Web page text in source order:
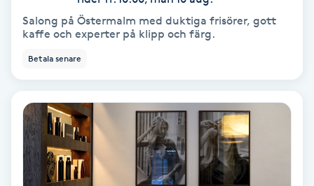
Käkledsbehandling
Kärlbehandling
Laserbehandling
Lashlift Keratin
Salong på Östermalm med duktiga frisörer, gott
kaffe och experter på klipp och färg.
Betala senare